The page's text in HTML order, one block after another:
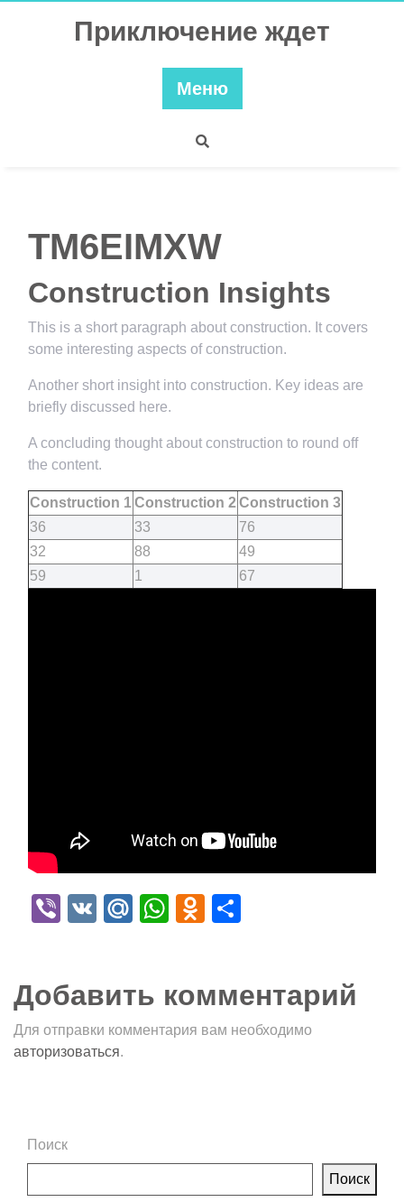
Приключение ждет
Меню
TM6EIMXW
Construction Insights
This is a short paragraph about construction. It covers
some interesting aspects of construction.
Another short insight into construction. Key ideas are
briefly discussed here.
A concluding thought about construction to round off
the content.
Construction 1Construction 2 Construction 3
36
33
76
32
88
49
59
1 67
Viber
VK Mail.Ru
WhatsApp
Odnoklassniki
Добавить комментарий
Для отправки комментария вам необходимо
авторизоваться.
Поиск
Поиск